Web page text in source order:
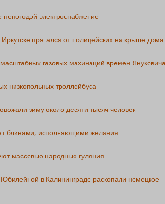
электроснабжение
прятался от полицейских на крыше дома
газовых махинаций времен Януковича
низкопольных троллейбуса
зиму около десяти тысяч человек
блинами, исполняющими желания
массовые народные гуляния
в Калининграде раскопали немецкое